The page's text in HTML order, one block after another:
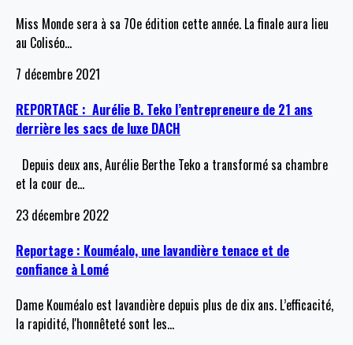
Miss Monde sera à sa 70e édition cette année. La finale aura lieu
au Coliséo…
7 décembre 2021
REPORTAGE : Aurélie B. Teko l’entrepreneure de 21 ans
derrière les sacs de luxe DACH
Depuis deux ans, Aurélie Berthe Teko a transformé sa chambre
et la cour de…
23 décembre 2022
Reportage : Kouméalo, une lavandière tenace et de
confiance à Lomé
Dame Kouméalo est lavandière depuis plus de dix ans. L’efficacité,
la rapidité, l'honnêteté sont les…